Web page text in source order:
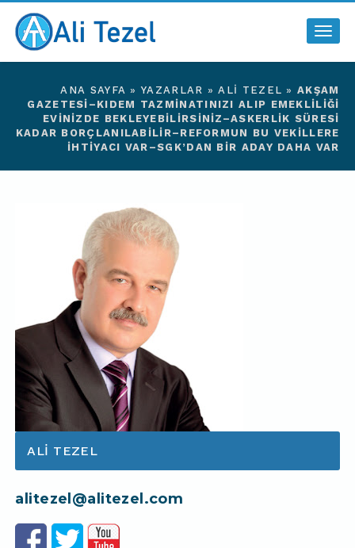
ANA SAYFA »YAZARLAR »ALI TEZEL »AKŞAM
GAZETESI–KIDEM TAZMINATINIZI ALIP EMEKLILIĞI
EVINIZDE BEKLEYEBILIRSINIZ–ASKERLIK SÜRESI
KADAR BORÇLANILABILIR–REFORMUN BU VEKILLERE
IHTIYACI VAR–SGK’DAN BIR ADAY DAHA VAR
ALI TEZEL
alitezel@alitezel.com